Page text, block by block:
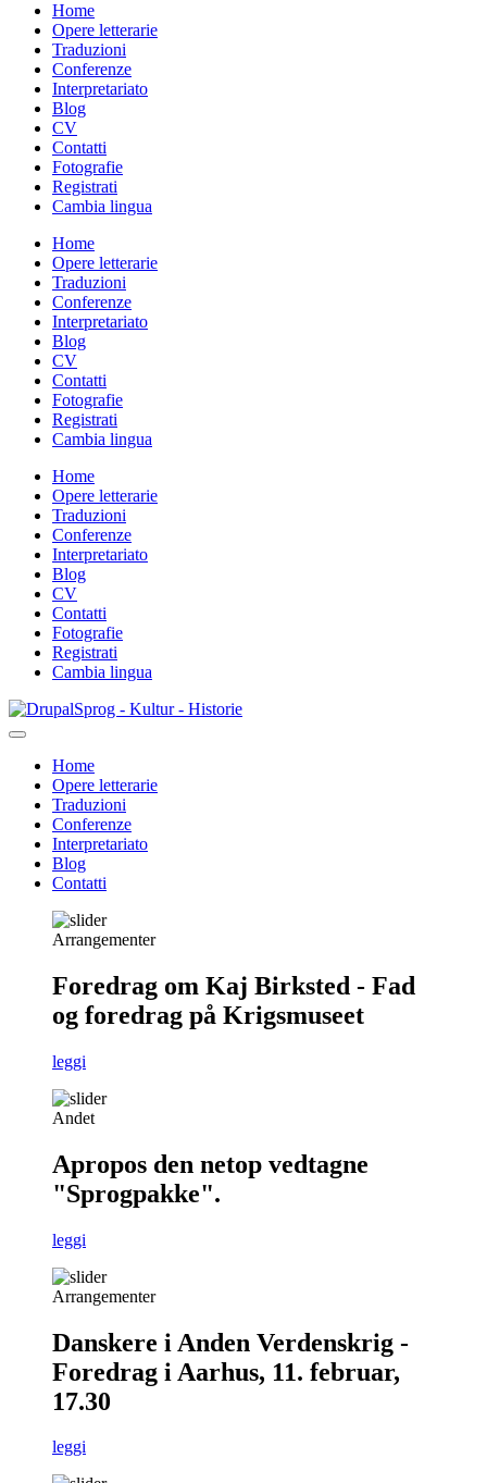
Home
Opere letterarie
Traduzioni
Conferenze
Interpretariato
Blog
CV
Contatti
Fotografie
Registrati
Cambia lingua
Home
Opere letterarie
Traduzioni
Conferenze
Interpretariato
Blog
CV
Contatti
Fotografie
Registrati
Cambia lingua
Home
Opere letterarie
Traduzioni
Conferenze
Interpretariato
Blog
CV
Contatti
Fotografie
Registrati
Cambia lingua
Salta
al
principale
Sprog - Kultur - Historie
Primær
navigation
Home
Opere letterarie
Traduzioni
Conferenze
Interpretariato
Blog
Contatti
Arrangementer
Foredrag om Kaj Birksted - Fad
og foredrag på Krigsmuseet
leggi
Andet
Apropos den netop vedtagne
"Sprogpakke".
leggi
Arrangementer
Danskere i Anden Verdenskrig -
Foredrag i Aarhus, 11. februar,
17.30
leggi